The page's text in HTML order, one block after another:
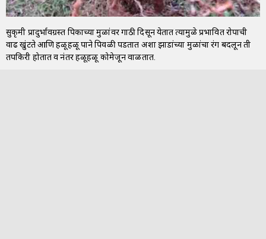
सुत्रकृमी प्रादुर्भावग्रस्त पिकाच्या मुळांवर गाठी दिसून येतात त्यामुळे प्रभावित रोपाची
वाढ खुंटते आणि हळूहळू पाने पिवळी पडतात अशा झाडांच्या मुळांचा रंग बदलून ती
तपकिरी होतात व नंतर हळूहळू कोमेजून वाळतात.